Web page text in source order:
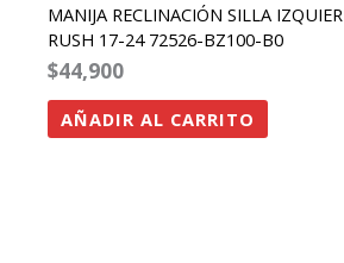
MANIJA RECLINACIÓN SILLA
RUSH 17-24 72526-BZ100-B0
$44,900
AÑADIR AL CARRITO